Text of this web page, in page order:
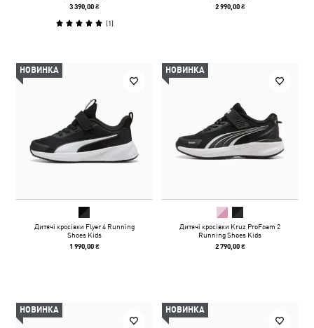
3 390,00 ₴
(1)
2 990,00 ₴
НОВИНКА
Дитячі кросівки Flyer 4 Running
Shoes Kids
1 990,00 ₴
НОВИНКА
Дитячі кросівки Kruz ProFoam 2
Running Shoes Kids
2 790,00 ₴
НОВИНКА НОВИНКА